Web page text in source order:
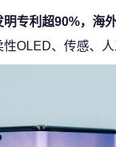
明专利超90%，海
性OLED、传感、